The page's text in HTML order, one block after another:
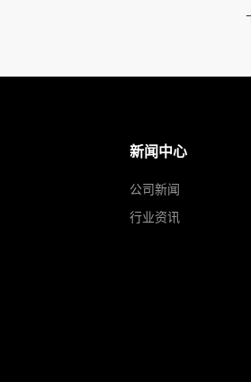
新闻中心
公司新闻
行业资讯